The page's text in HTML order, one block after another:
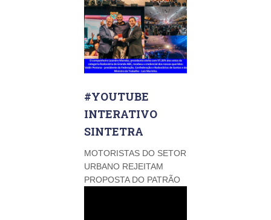
#YOUTUBE
INTERATIVO
SINTETRA
MOTORISTAS DO SETOR
URBANO REJEITAM
PROPOSTA DO PATRÃO